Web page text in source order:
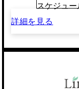
スケジュー
詳細を見る